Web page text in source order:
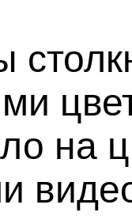
на